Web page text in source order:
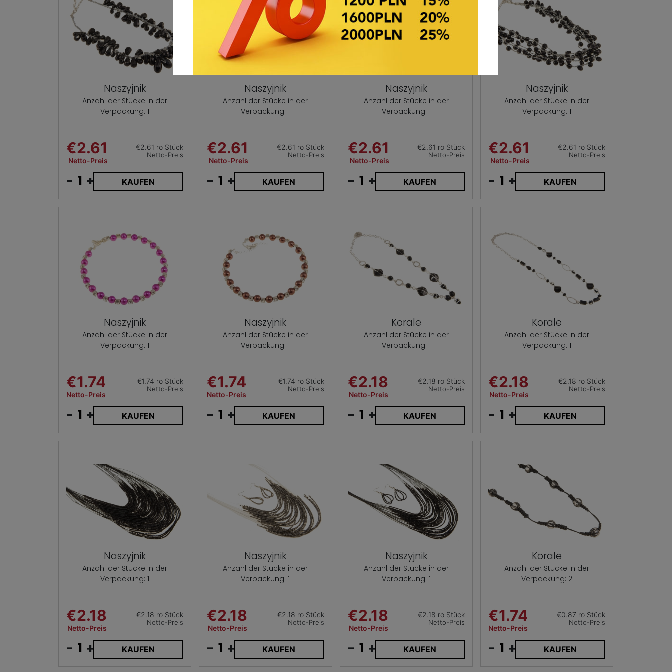
Naszyjnik
Anzahl der Stücke in der
Verpackung: 1
€2.61
Netto-Preis
€2.61 ro Stück
Netto-Preis
- + KAUFEN
Naszyjnik
Anzahl der Stücke in der
Verpackung: 1
€2.61
Netto-Preis
€2.61 ro Stück
Netto-Preis
- + KAUFEN
Naszyjnik
Anzahl der Stücke in der
Verpackung: 1
€2.61
Netto-Preis
€2.61 ro Stück
Netto-Preis
- + KAUFEN
Naszyjnik
Anzahl der Stücke in der
Verpackung: 1
€2.61
Netto-Preis
€2.61 ro Stück
Netto-Preis
- + KAUFEN
Naszyjnik
Anzahl der Stücke in der
Verpackung: 1
€1.74
Netto-Preis
€1.74 ro Stück
Netto-Preis
- + KAUFEN
Naszyjnik
Anzahl der Stücke in der
Verpackung: 1
€1.74
Netto-Preis
€1.74 ro Stück
Netto-Preis
- + KAUFEN
Korale
Anzahl der Stücke in der
Verpackung: 1
€2.18
Netto-Preis
€2.18 ro Stück
Netto-Preis
- + KAUFEN
Korale
Anzahl der Stücke in der
Verpackung: 1
€2.18
Netto-Preis
€2.18 ro Stück
Netto-Preis
- + KAUFEN
Naszyjnik
Anzahl der Stücke in der
Verpackung: 1
€2.18
Netto-Preis
€2.18 ro Stück
Netto-Preis
- + KAUFEN
Naszyjnik
Anzahl der Stücke in der
Verpackung: 1
€2.18
Netto-Preis
€2.18 ro Stück
Netto-Preis
- + KAUFEN
Naszyjnik
Anzahl der Stücke in der
Verpackung: 1
€2.18
Netto-Preis
€2.18 ro Stück
Netto-Preis
- + KAUFEN
Korale
Anzahl der Stücke in der
Verpackung: 2
€1.74
Netto-Preis
€0.87 ro Stück
Netto-Preis
- + KAUFEN